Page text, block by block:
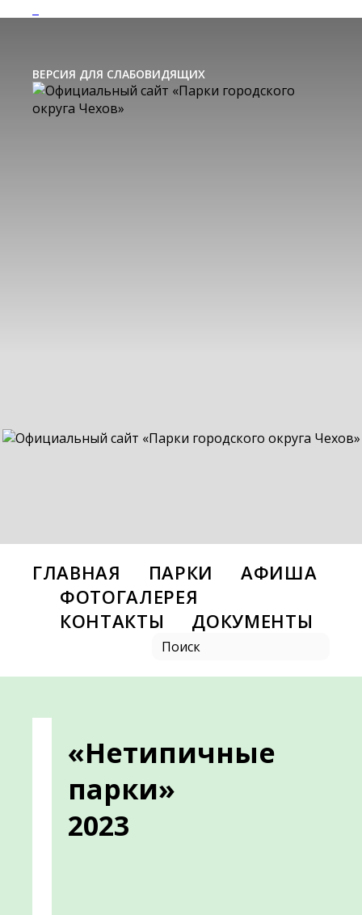
ВЕРСИЯ ДЛЯ СЛАБОВИДЯЩИХ
ГЛАВНАЯ ПАРКИ
АФИША
ФОТОГАЛЕРЕЯ
КОНТАКТЫ
ДОКУМЕНТЫ
«Нетипичные
парки»
2023